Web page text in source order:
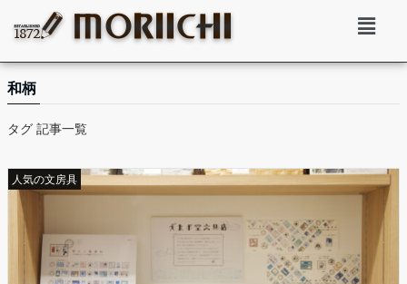
和柄
タグ 記事一覧
人気の文房具